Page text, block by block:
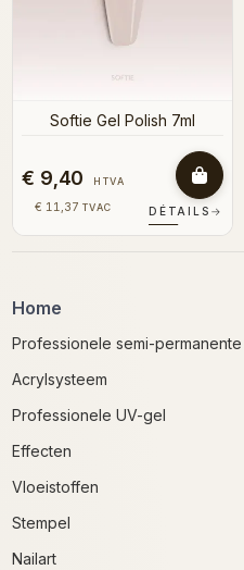
Softie Gel Polish 7ml
€ 9,40 HTVA
€ 11,37 TVAC DÉTAILS →
Home
Professionele semi-
Acrylsysteem
Professionele UV-gel
Effecten
Vloeistoffen
Stempel
Nailart